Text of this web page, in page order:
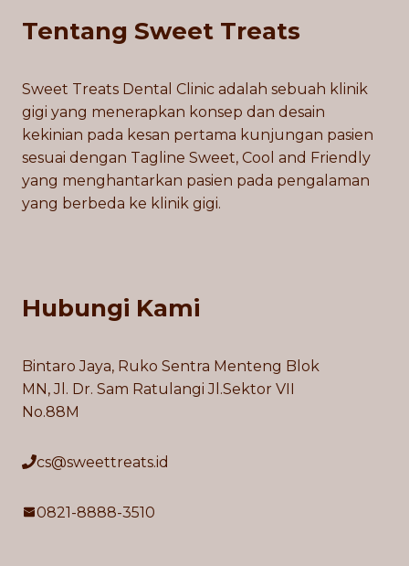
Tentang Sweet Treats
Sweet Treats Dental Clinic adalah sebuah klinik
gigi yang menerapkan konsep dan desain
kekinian pada kesan pertama kunjungan pasien
sesuai dengan Tagline Sweet, Cool and Friendly
yang menghantarkan pasien pada pengalaman
yang berbeda ke klinik gigi.
Hubungi Kami
Bintaro Jaya, Ruko Sentra Menteng Blok
MN, Jl. Dr. Sam Ratulangi Jl.Sektor VII
No.88M
cs@sweettreats.id
0821-8888-3510